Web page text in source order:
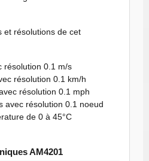
et résolutions de cet
résolution 0.1 m/s
résolution 0.1 km/h
résolution 0.1 mph
avec résolution 0.1 noeud
de 0 à 45°C
AM4201